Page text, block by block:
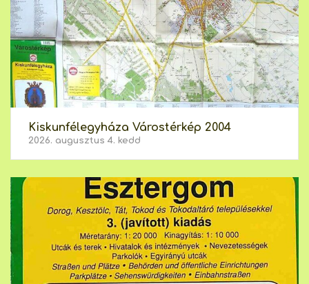
Kiskunfélegyháza Várostérkép 2004
2026. augusztus 4. kedd